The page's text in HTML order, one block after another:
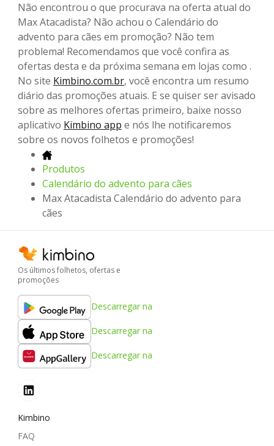
Não encontrou o que procurava na oferta atual do
Max Atacadista? Não achou o Calendário do
advento para cães em promoção? Não tem
problema! Recomendamos que você confira as
ofertas desta e da próxima semana em lojas como .
No site Kimbino.com.br, você encontra um resumo
diário das promoções atuais. E se quiser ser avisado
sobre as melhores ofertas primeiro, baixe nosso
aplicativo Kimbino app e nós lhe notificaremos
sobre os novos folhetos e promoções!
Produtos
Calendário do advento para cães
Max Atacadista Calendário do advento para
cães
Os últimos folhetos, ofertas e
promoções
Descarregar na
Descarregar na
Descarregar na
Kimbino
FAQ